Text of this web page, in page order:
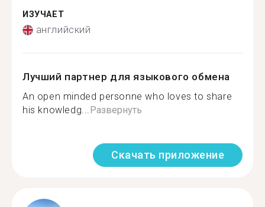
ИЗУЧАЕТ
английский
Лучший партнер для языкового обмена
An open minded personne who loves to share
his knowledg...Развернуть
Скачать приложение